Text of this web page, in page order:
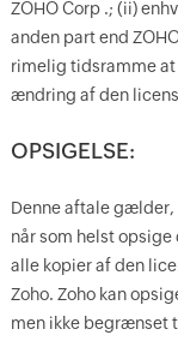
ZOHO Corp .; (ii)
anden part end
rimelig tidsramme
ændring af den
OPSIGELSE:
Denne aftale gælder,
når som helst
alle kopier af den
Zoho. Zoho kan
men ikke begrænset